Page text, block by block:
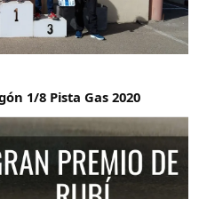
1/8 Pista Gas 2020